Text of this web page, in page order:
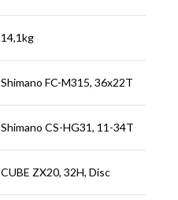
14,1kg
Shimano FC-M315, 36x22T
Shimano CS-HG31, 11-34T
CUBE ZX20, 32H, Disc